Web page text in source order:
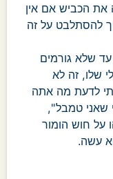
את הכביש אם אין
להסתלבט על זה
שלא גורמים
שלו, זה לא
לדעת מה אתה
שאני טמבל",
על חוש הומור
עשה.